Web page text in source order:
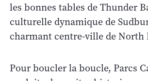
les bonnes tables de Thunder
culturelle dynamique de
charmant centre-ville de North
Pour boucler la boucle, Parcs